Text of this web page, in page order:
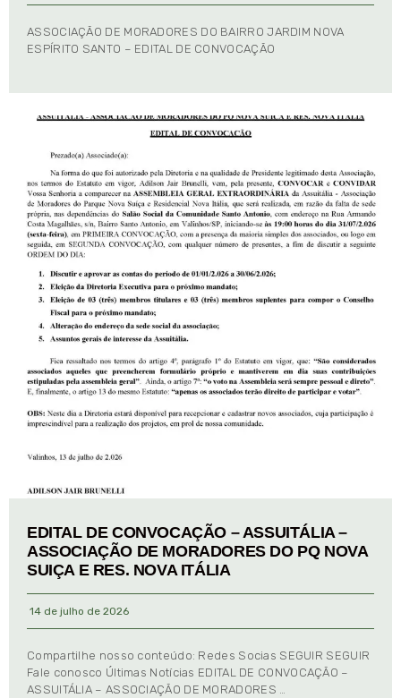
ASSOCIAÇÃO DE MORADORES DO BAIRRO JARDIM NOVA
ESPÍRITO SANTO – EDITAL DE CONVOCAÇÃO
EDITAL DE CONVOCAÇÃO – ASSUITÁLIA –
ASSOCIAÇÃO DE MORADORES DO PQ NOVA
SUIÇA E RES. NOVA ITÁLIA
14 de julho de 2026
Compartilhe nosso conteúdo: Redes Socias SEGUIR SEGUIR
Fale conosco Últimas Notícias EDITAL DE CONVOCAÇÃO –
ASSUITÁLIA – ASSOCIAÇÃO DE MORADORES …